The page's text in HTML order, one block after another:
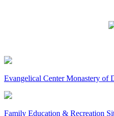
Evangelical Center Monastery of
Family Education & Recreation